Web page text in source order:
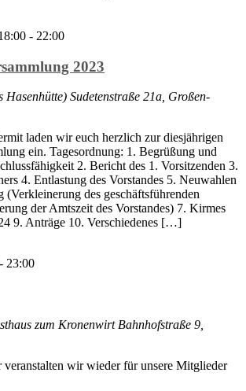
- 22:00
2023
Hasenhütte) Sudetenstraße 21a, Großen-
laden wir euch herzlich zur diesjährigen
ein. Tagesordnung: 1. Begrüßung und
2. Bericht des 1. Vorsitzenden 3.
4. Entlastung des Vorstandes 5. Neuwahlen
(Verkleinerung des geschäftsführenden
der Amtszeit des Vorstandes) 7. Kirmes
9. Anträge 10. Verschiedenes […]
- 23:00
zum Kronenwirt Bahnhofstraße 9,
veranstalten wir wieder für unsere Mitglieder